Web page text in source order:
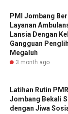
PMI Jombang
Layanan
Lansia Dengan
Gangguan
Megaluh
3 month ago
Latihan Rutin
Jombang Bekali
dengan Jiwa